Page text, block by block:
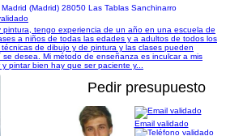
Madrid (Madrid) 28050 Las Tablas Sanchinarro
pintura, tengo experiencia de un año en una escuela de
a niños de todas las edades y a adultos de todos los
de dibujo y de pintura y las clases pueden
se desea. Mi método de enseñanza es inculcar a mis
pintar bien hay que ser paciente y...
Pedir presupuesto
Email validado